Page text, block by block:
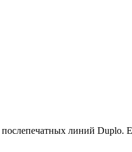
линий Duplo.